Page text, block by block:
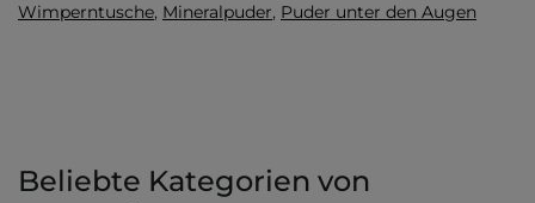
Wimperntusche, Mineralpuder, Puder unter den Augen
Beliebte Kategorien von